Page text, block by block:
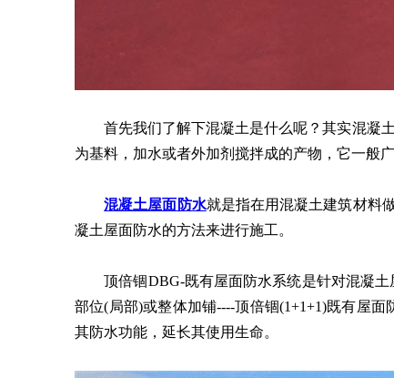
首先我们了解下混凝土是什么呢？其实混凝土
为基料，加水或者外加剂搅拌成的产物，它一般
混凝土屋面防水就是指在用混凝土建筑材料
凝土屋面防水的方法来进行施工。
顶倍锢DBG-既有屋面防水系统是针对混凝土
部位(局部)或整体加铺----顶倍锢(1+1+1)既有屋
其防水功能，延长其使用生命。